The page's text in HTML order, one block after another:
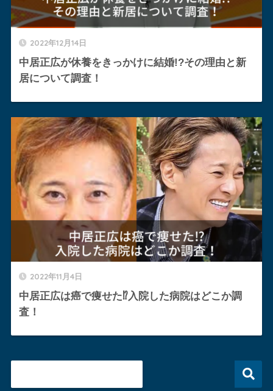
2022年12月14日
中居正広が休養をきっかけに結婚!?その理由と新
居について調査！
2022年11月4日
中居正広は癌で痩せた⁉︎入院した病院はどこか調
査！